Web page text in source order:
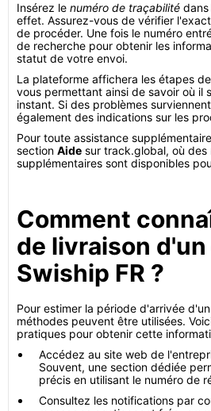
Insérez le numéro de traçabilité
effet. Assurez-vous de vérifier
de procéder. Une fois le numéro
de recherche pour obtenir les
statut de votre envoi.
La plateforme affichera les étapes
vous permettant ainsi de savoir où il
instant. Si des problèmes
également des indications sur les
Pour toute assistance
section Aide sur track.global, où des
supplémentaires sont disponibles
Comment
de livraison
Swiship FR ?
Pour estimer la période d'arrivée
méthodes peuvent être utilisées.
pratiques pour obtenir cette
Accédez au site web de
Souvent, une section dédiée
précis en utilisant le numéro de
Consultez les notifications par